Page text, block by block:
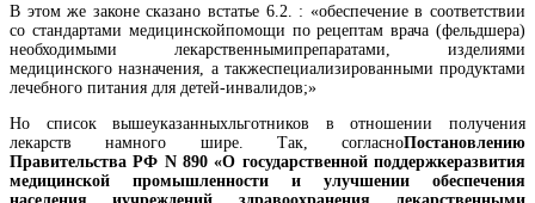
В этом же законе сказано встатье 6.2. : «обеспечение в соответствии
со стандартами медицинскойпомощи по рецептам врача (фельдшера)
необходимыми лекарственнымипрепаратами, изделиями
медицинского назначения, а такжеспециализированными продуктами
лечебного питания для детей-инвалидов;»
Но список вышеуказанныхльготников в отношении получения
лекарств намного шире. Так, согласноПостановлению
Правительства РФ N 890 «О государственной поддержкеразвития
медицинской промышленности и улучшении обеспечения